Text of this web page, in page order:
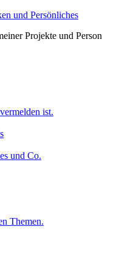
und Persönliches
Projekte und Person
ist.
und Co.
Themen.